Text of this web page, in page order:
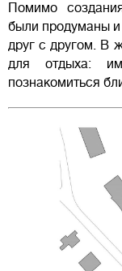
Помимо
были продуманы и
друг с другом. В
для отдыха:
познакомиться